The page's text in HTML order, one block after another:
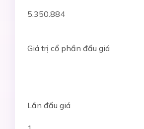
5.350.884
Giá trị cổ phần đấu giá
Lần đấu giá